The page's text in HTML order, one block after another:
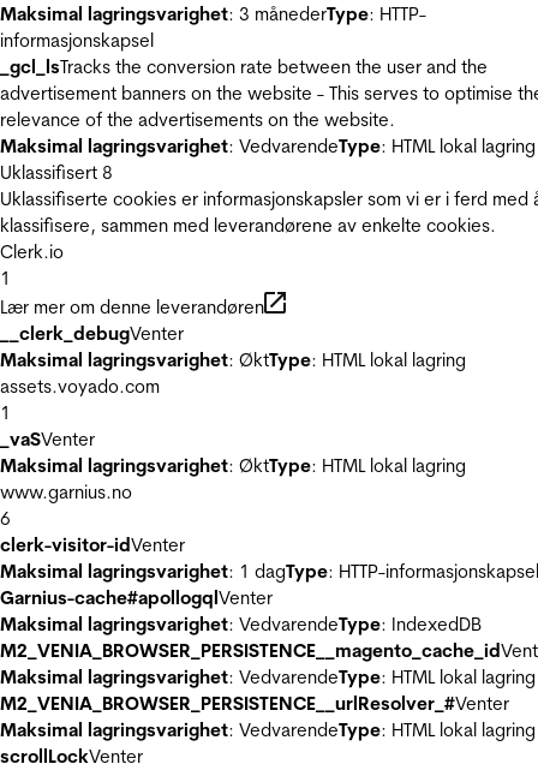
Maksimal lagringsvarighet: 3 månederType: HTTP-
informasjonskapsel
_gcl_lsTracks the conversion rate between the user and the
advertisement banners on the website - This serves to optimise
relevance of the advertisements on the website.
Maksimal lagringsvarighet: VedvarendeType: HTML lokal lagring
Uklassifisert 8
Uklassifiserte cookies er informasjonskapsler som vi er i ferd med
klassifisere, sammen med leverandørene av enkelte cookies.
Clerk.io
1
Lær mer om denne leverandøren
__clerk_debugVenter
Maksimal lagringsvarighet: ØktType: HTML lokal lagring
assets.voyado.com
1
_vaSVenter
Maksimal lagringsvarighet: ØktType: HTML lokal lagring
www.garnius.no
6
clerk-visitor-idVenter
Maksimal lagringsvarighet: 1 dagType: HTTP-informasjonskapsel
Garnius-cache#apollogqlVenter
Maksimal lagringsvarighet: VedvarendeType: IndexedDB
M2_VENIA_BROWSER_PERSISTENCE__magento_cache_id
Maksimal lagringsvarighet: VedvarendeType: HTML lokal lagring
M2_VENIA_BROWSER_PERSISTENCE__urlResolver_#Venter
Maksimal lagringsvarighet: VedvarendeType: HTML lokal lagring
scrollLockVenter